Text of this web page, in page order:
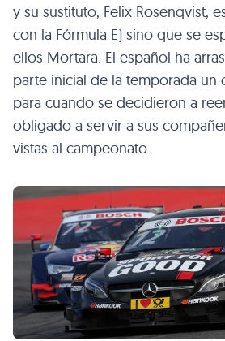
y su sustituto, Felix Rosenqvist,
con la Fórmula E) sino que se
ellos Mortara. El español ha
parte inicial de la temporada un
para cuando se decidieron a
obligado a servir a sus
vistas al campeonato.